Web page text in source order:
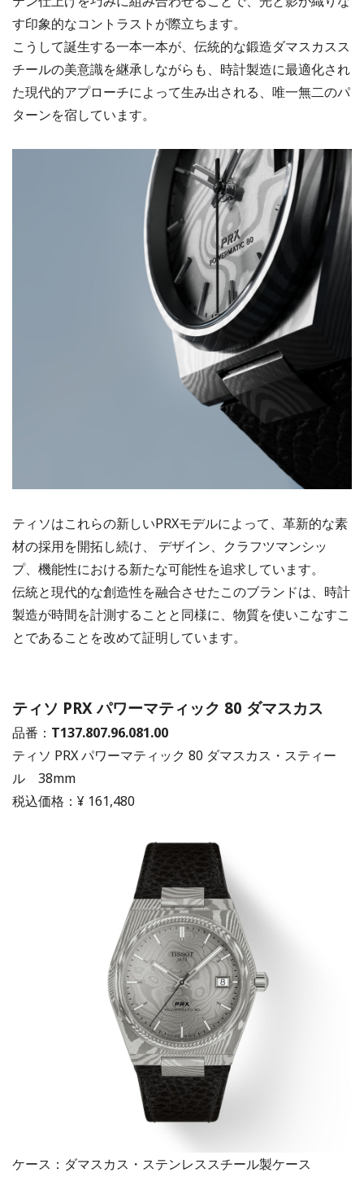
す印象的なコントラストが際立ちます。
こうして誕生する一本一本が、伝統的な鍛造ダマスカスス
チールの美意識を継承しながらも、時計製造に最適化され
た現代的アプローチによって生み出される、唯一無二のパ
ターンを宿しています。
ティソはこれらの新しいPRXモデルによって、革新的な素
材の採用を開拓し続け、 デザイン、クラフツマンシッ
プ、機能性における新たな可能性を追求しています。
伝統と現代的な創造性を融合させたこのブランドは、時計
製造が時間を計測することと同様に、物質を使いこなすこ
とであることを改めて証明しています。
ティソ PRX パワーマティック 80 ダマスカス
品番： T137.807.96.081.00
ティソ PRX パワーマティック 80 ダマスカス・スティー
ル 38mm
税込価格：¥ 161,480
ケース：ダマスカス・ステンレススチール製ケース